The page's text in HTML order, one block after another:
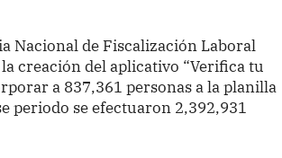
Nacional de Fiscalización Laboral
creación del aplicativo “Verifica tu
a 837,361 personas a la planilla
periodo se efectuaron 2,392,931